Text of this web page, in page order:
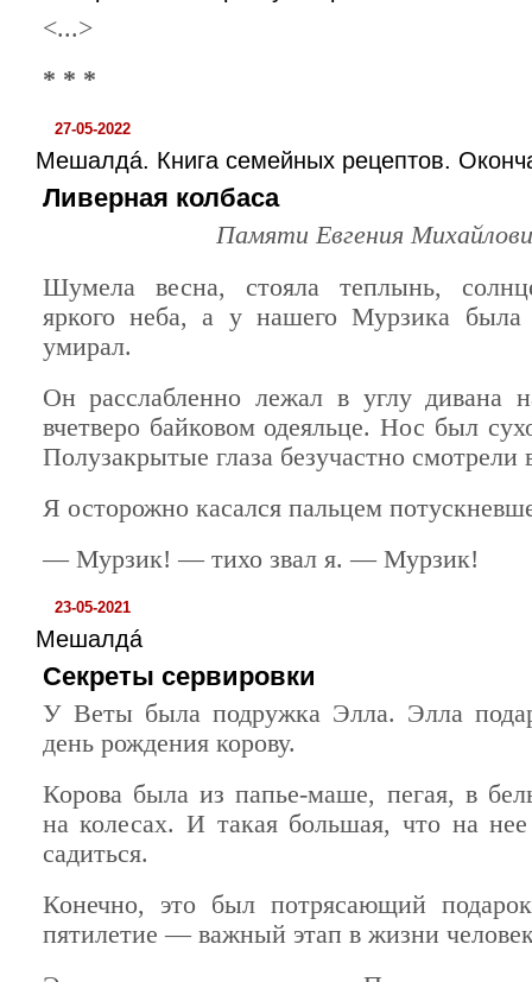
<...>
* * *
27-05-2022
Мешалдá. Книга семейных рецептов.
Ливерная колбаса
Памяти Евгения
Шумела весна, стояла теплынь,
яркого неба, а у нашего Мурзика
умирал.
Он расслабленно лежал в углу дивана
вчетверо байковом одеяльце. Нос был
Полузакрытые глаза безучастно смотрели
Я осторожно касался пальцем
— Мурзик! — тихо звал я. — Мурзик!
23-05-2021
Мешалдá
Секреты сервировки
У Веты была подружка Элла. Элла
день рождения корову.
Корова была из папье-маше, пегая, в
на колесах. И такая большая, что на
садиться.
Конечно, это был потрясающий
пятилетие — важный этап в жизни